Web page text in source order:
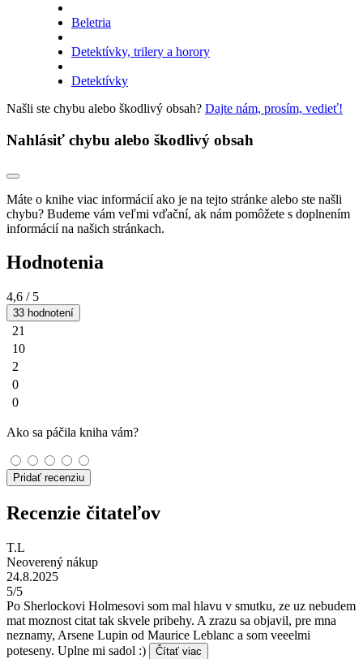
Beletria
Detektívky, trilery a horory
Detektívky
Našli ste chybu alebo škodlivý obsah? Dajte nám, prosím, vedieť!
Nahlásiť chybu alebo škodlivý obsah
Máte o knihe viac informácií ako je na tejto stránke alebo ste našli
chybu? Budeme vám veľmi vďační, ak nám pomôžete s doplnením
informácií na našich stránkach.
Hodnotenia
4,6 / 5
33 hodnotení
21
10
2
0
0
Ako sa páčila kniha vám?
Pridať recenziu
Recenzie čitateľov
T.L
Neoverený nákup
24.8.2025
5/5
Po Sherlockovi Holmesovi som mal hlavu v smutku, ze uz nebudem
mat moznost citat tak skvele pribehy. A zrazu sa objavil, pre mna
neznamy, Arsene Lupin od Maurice Leblanc a som veeelmi
poteseny. Uplne mi sadol :)
Čítať viac